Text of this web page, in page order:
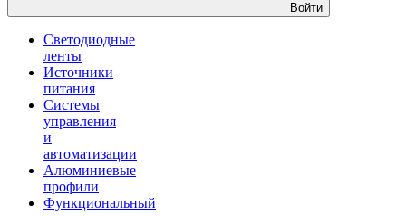
Войти
Светодиодные
ленты
Источники
питания
Системы
управления
и
автоматизации
Алюминиевые
профили
Функциональный